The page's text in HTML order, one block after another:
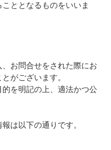
ととなるものをいいま
お問合せをされた際にお
がございます。
を明記の上、適法かつ公
は以下の通りです。